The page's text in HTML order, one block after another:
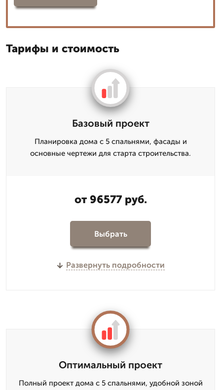
Тарифы и стоимость
Базовый проект
Планировка дома с 5 спальнями, фасады и
основные чертежи для старта строительства.
от 96577 руб.
Выбрать
Развернуть подробности
Оптимальный проект
Полный проект дома с 5 спальнями, удобной зоной